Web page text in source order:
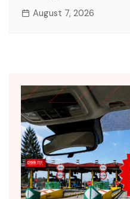
August 7, 2026